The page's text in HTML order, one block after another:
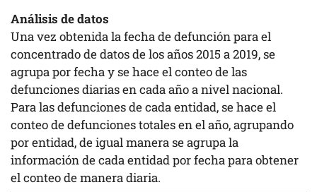
Análisis de datos
Una vez obtenida la fecha de defunción para el
concentrado de datos de los años 2015 a 2019, se
agrupa por fecha y se hace el conteo de las
defunciones diarias en cada año a nivel nacional.
Para las defunciones de cada entidad, se hace el
conteo de defunciones totales en el año, agrupando
por entidad, de igual manera se agrupa la
información de cada entidad por fecha para obtener
el conteo de manera diaria.